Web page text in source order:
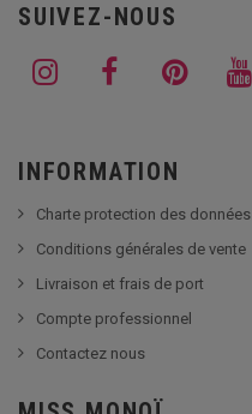
SUIVEZ-NOUS
INFORMATION
Charte protection des données
Conditions générales de vente
Livraison et frais de port
Compte professionnel
Contactez nous